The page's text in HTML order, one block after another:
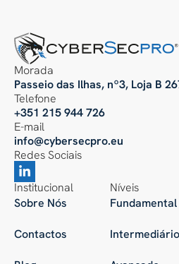
Morada
Passeio das Ilhas, nº3, Loja B
Telefone
+351 215 944 726
E-mail
info@cybersecpro.eu
Redes Sociais
Institucional
Sobre Nós
Contactos
Níveis
Fundamental
Intermediário